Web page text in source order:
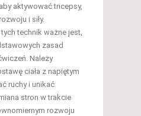
aktywować tricepsy,
i siły.
technik ważne jest,
zasad
Należy
ciała z napiętym
ruchy i unikać
stron w trakcie
rozwoju